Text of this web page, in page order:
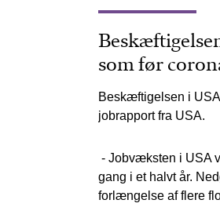
som før
Beskæftigelsen i
jobrapport fra USA.
- Jobvæksten i USA
gang i et halvt år.
forlængelse af flere